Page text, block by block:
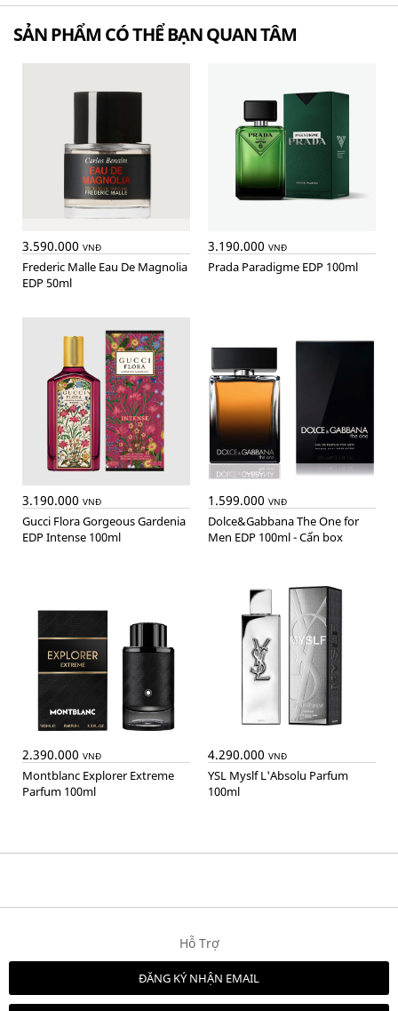
SẢN PHẨM CÓ THỂ BẠN QUAN TÂM
3.590.000 VNĐ
Frederic Malle Eau De Magnolia
EDP 50ml
3.190.000 VNĐ
Prada Paradigme EDP 100ml
3.190.000 VNĐ
Gucci Flora Gorgeous Gardenia
EDP Intense 100ml
1.599.000 VNĐ
Dolce&Gabbana The One for
Men EDP 100ml - Cấn box
2.390.000 VNĐ
Montblanc Explorer Extreme
Parfum 100ml
4.290.000 VNĐ
YSL Myslf L'Absolu Parfum
100ml
Hỗ Trợ
ĐĂNG KÝ NHẬN EMAIL